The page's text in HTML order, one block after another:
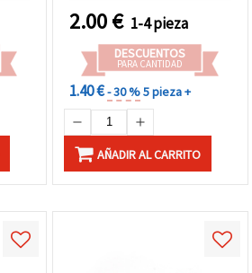
2.00€ 1-4 pieza
DESCUENTOS
PARA CANTIDAD
1.40 €- 30 %5 pieza +
AÑADIR AL CARRITO